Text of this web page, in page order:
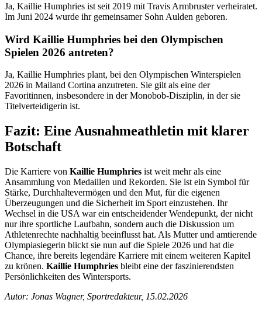
Ja, Kaillie Humphries ist seit 2019 mit Travis Armbruster verheiratet.
Im Juni 2024 wurde ihr gemeinsamer Sohn Aulden geboren.
Wird Kaillie Humphries bei den Olympischen
Spielen 2026 antreten?
Ja, Kaillie Humphries plant, bei den Olympischen Winterspielen
2026 in Mailand Cortina anzutreten. Sie gilt als eine der
Favoritinnen, insbesondere in der Monobob-Disziplin, in der sie
Titelverteidigerin ist.
Fazit: Eine Ausnahmeathletin mit klarer
Botschaft
Die Karriere von Kaillie Humphries ist weit mehr als eine
Ansammlung von Medaillen und Rekorden. Sie ist ein Symbol für
Stärke, Durchhaltevermögen und den Mut, für die eigenen
Überzeugungen und die Sicherheit im Sport einzustehen. Ihr
Wechsel in die USA war ein entscheidender Wendepunkt, der nicht
nur ihre sportliche Laufbahn, sondern auch die Diskussion um
Athletenrechte nachhaltig beeinflusst hat. Als Mutter und amtierende
Olympiasiegerin blickt sie nun auf die Spiele 2026 und hat die
Chance, ihre bereits legendäre Karriere mit einem weiteren Kapitel
zu krönen. Kaillie Humphries bleibt eine der faszinierendsten
Persönlichkeiten des Wintersports.
Autor: Jonas Wagner, Sportredakteur, 15.02.2026